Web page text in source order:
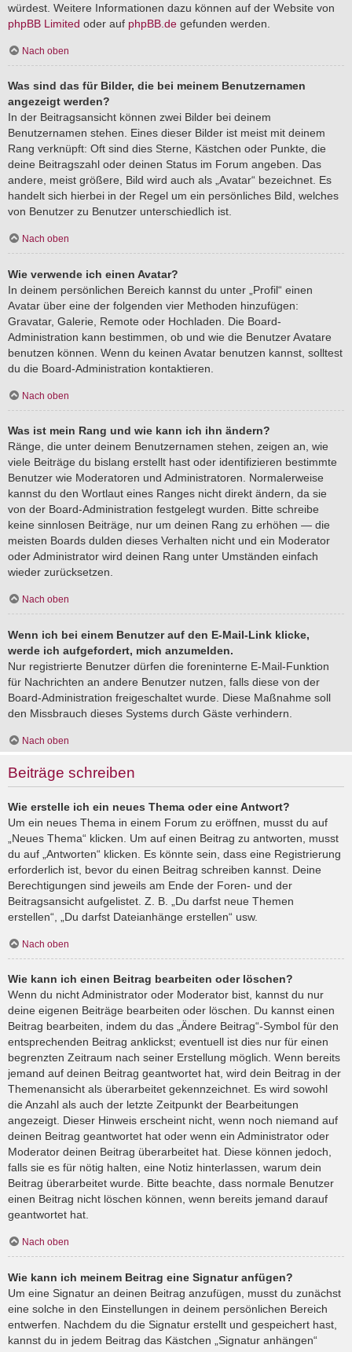
würdest. Weitere Informationen dazu können auf der Website von
phpBB Limited oder auf phpBB.de gefunden werden.
Nach oben
Was sind das für Bilder, die bei meinem Benutzernamen
angezeigt werden?
In der Beitragsansicht können zwei Bilder bei deinem
Benutzernamen stehen. Eines dieser Bilder ist meist mit deinem
Rang verknüpft: Oft sind dies Sterne, Kästchen oder Punkte, die
deine Beitragszahl oder deinen Status im Forum angeben. Das
andere, meist größere, Bild wird auch als „Avatar“ bezeichnet. Es
handelt sich hierbei in der Regel um ein persönliches Bild, welches
von Benutzer zu Benutzer unterschiedlich ist.
Nach oben
Wie verwende ich einen Avatar?
In deinem persönlichen Bereich kannst du unter „Profil“ einen
Avatar über eine der folgenden vier Methoden hinzufügen:
Gravatar, Galerie, Remote oder Hochladen. Die Board-
Administration kann bestimmen, ob und wie die Benutzer Avatare
benutzen können. Wenn du keinen Avatar benutzen kannst, solltest
du die Board-Administration kontaktieren.
Nach oben
Was ist mein Rang und wie kann ich ihn ändern?
Ränge, die unter deinem Benutzernamen stehen, zeigen an, wie
viele Beiträge du bislang erstellt hast oder identifizieren bestimmte
Benutzer wie Moderatoren und Administratoren. Normalerweise
kannst du den Wortlaut eines Ranges nicht direkt ändern, da sie
von der Board-Administration festgelegt wurden. Bitte schreibe
keine sinnlosen Beiträge, nur um deinen Rang zu erhöhen — die
meisten Boards dulden dieses Verhalten nicht und ein Moderator
oder Administrator wird deinen Rang unter Umständen einfach
wieder zurücksetzen.
Nach oben
Wenn ich bei einem Benutzer auf den E-Mail-Link klicke,
werde ich aufgefordert, mich anzumelden.
Nur registrierte Benutzer dürfen die foreninterne E-Mail-Funktion
für Nachrichten an andere Benutzer nutzen, falls diese von der
Board-Administration freigeschaltet wurde. Diese Maßnahme soll
den Missbrauch dieses Systems durch Gäste verhindern.
Nach oben
Beiträge schreiben
Wie erstelle ich ein neues Thema oder eine Antwort?
Um ein neues Thema in einem Forum zu eröffnen, musst du auf
„Neues Thema“ klicken. Um auf einen Beitrag zu antworten, musst
du auf „Antworten“ klicken. Es könnte sein, dass eine Registrierung
erforderlich ist, bevor du einen Beitrag schreiben kannst. Deine
Berechtigungen sind jeweils am Ende der Foren- und der
Beitragsansicht aufgelistet. Z. B. „Du darfst neue Themen
erstellen“, „Du darfst Dateianhänge erstellen“ usw.
Nach oben
Wie kann ich einen Beitrag bearbeiten oder löschen?
Wenn du nicht Administrator oder Moderator bist, kannst du nur
deine eigenen Beiträge bearbeiten oder löschen. Du kannst einen
Beitrag bearbeiten, indem du das „Ändere Beitrag“-Symbol für den
entsprechenden Beitrag anklickst; eventuell ist dies nur für einen
begrenzten Zeitraum nach seiner Erstellung möglich. Wenn bereits
jemand auf deinen Beitrag geantwortet hat, wird dein Beitrag in der
Themenansicht als überarbeitet gekennzeichnet. Es wird sowohl
die Anzahl als auch der letzte Zeitpunkt der Bearbeitungen
angezeigt. Dieser Hinweis erscheint nicht, wenn noch niemand auf
deinen Beitrag geantwortet hat oder wenn ein Administrator oder
Moderator deinen Beitrag überarbeitet hat. Diese können jedoch,
falls sie es für nötig halten, eine Notiz hinterlassen, warum dein
Beitrag überarbeitet wurde. Bitte beachte, dass normale Benutzer
einen Beitrag nicht löschen können, wenn bereits jemand darauf
geantwortet hat.
Nach oben
Wie kann ich meinem Beitrag eine Signatur anfügen?
Um eine Signatur an deinen Beitrag anzufügen, musst du zunächst
eine solche in den Einstellungen in deinem persönlichen Bereich
entwerfen. Nachdem du die Signatur erstellt und gespeichert hast,
kannst du in jedem Beitrag das Kästchen „Signatur anhängen“